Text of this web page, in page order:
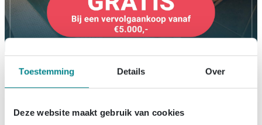
Toestemming Details Over
Deze website maakt gebruik van cookies
Tiger Noon Douchemand -
22x22x8cm - hoekmodel -
chroom